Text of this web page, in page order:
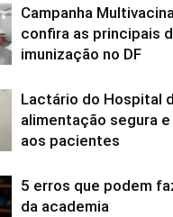
Campanha
confira as principais
imunização no DF
Lactário do Hospital
alimentação segura
aos pacientes
5 erros que podem
da academia